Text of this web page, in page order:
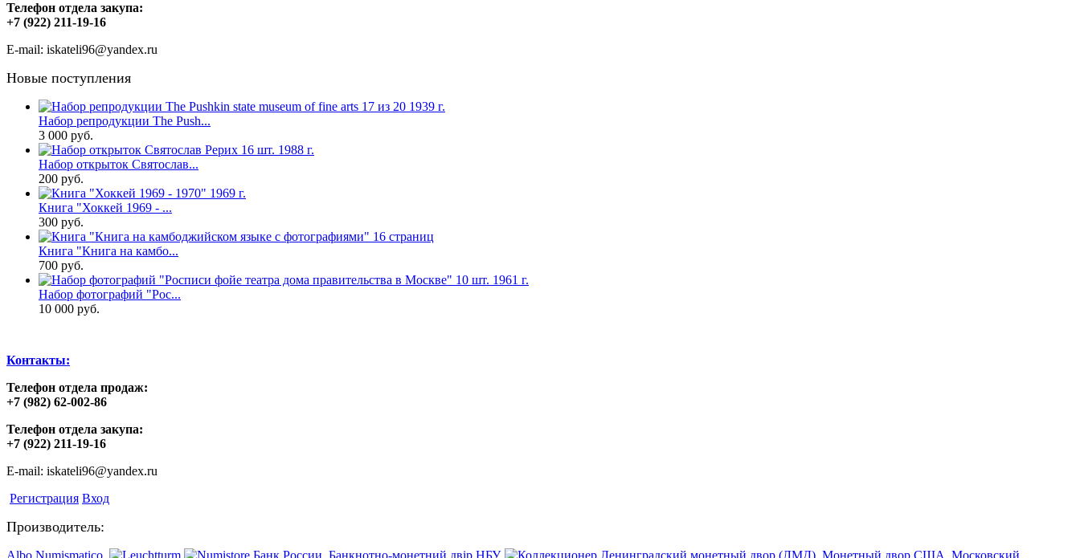
Телефон отдела закупа:
+7 (922) 211-19-16
E-mail: iskateli96@yandex.ru
Новые поступления
Набор репродукции The Push...
3 000 руб.
Набор открыток Святослав...
200 руб.
Книга "Хоккей 1969 - ...
300 руб.
Книга "Книга на камбо...
700 руб.
Набор фотографий "Рос...
10 000 руб.
Контакты:
Телефон отдела продаж:
+7 (982) 62-002-86
Телефон отдела закупа:
+7 (922) 211-19-16
E-mail: iskateli96@yandex.ru
Регистрация Вход
Производитель: